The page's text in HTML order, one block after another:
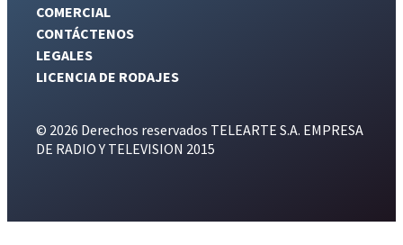
COMERCIAL
CONTÁCTENOS
LEGALES
LICENCIA DE RODAJES
© 2026 Derechos reservados TELEARTE S.A. EMPRESA
DE RADIO Y TELEVISION 2015